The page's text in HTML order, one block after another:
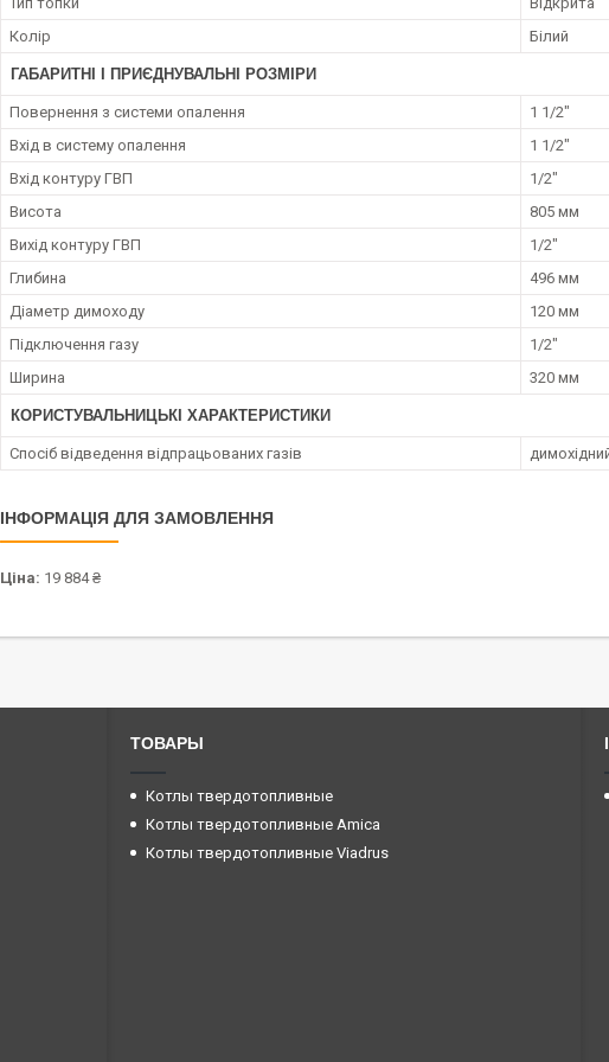
Колір
Білий
ГАБАРИТНІ І ПРИЄДНУВАЛЬНІ РОЗМІРИ
Повернення з системи опалення
1 1/2"
Вхід в систему опалення
1 1/2"
Вхід контуру ГВП
1/2"
Висота
805 мм
Вихід контуру ГВП
1/2"
Глибина
496 мм
Діаметр димоходу
120 мм
Підключення газу
1/2"
Ширина
320 мм
КОРИСТУВАЛЬНИЦЬКІ ХАРАКТЕРИСТИКИ
Спосіб відведення відпрацьованих газів
ІНФОРМАЦІЯ ДЛЯ ЗАМОВЛЕННЯ
Ціна: 19 884 ₴
ТОВАРЫ
Котлы твердотопливные
Котлы твердотопливные Amica
Котлы твердотопливные Viadrus